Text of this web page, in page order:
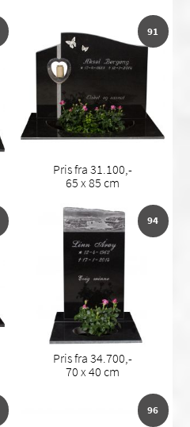
91
Pris fra 31.100,-
65 x 85 cm
94
Pris fra 34.700,-
70 x 40 cm
96